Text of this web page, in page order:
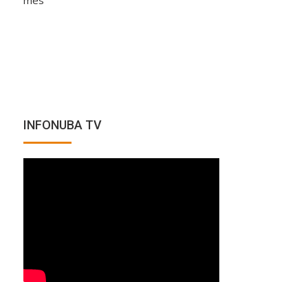
INFONUBA TV